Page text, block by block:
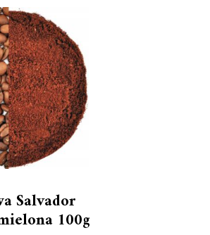
Salvador
100g